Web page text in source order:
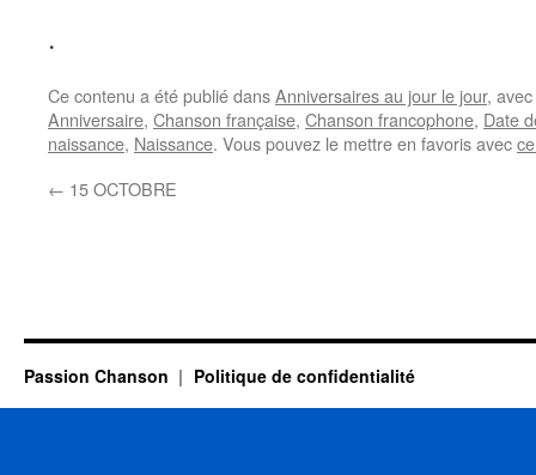
.
Ce contenu a été publié dansAnniversaires au jour le jour,
Anniversaire, Chanson française, Chanson francophone, Date
naissance, Naissance. Vous pouvez le mettre en favoris avec
← 15 OCTOBRE
Passion Chanson Politique de confidentialité